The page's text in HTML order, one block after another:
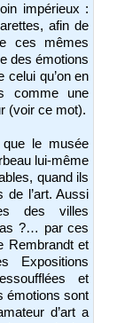
impérieux :
afin de
ces mêmes
des émotions
celui qu’on en
comme une
(voir ce mot).
le musée
lui-même
quand ils
de l’art. Aussi
des villes
?… par ces
Rembrandt et
Expositions
et
émotions sont
d’art a